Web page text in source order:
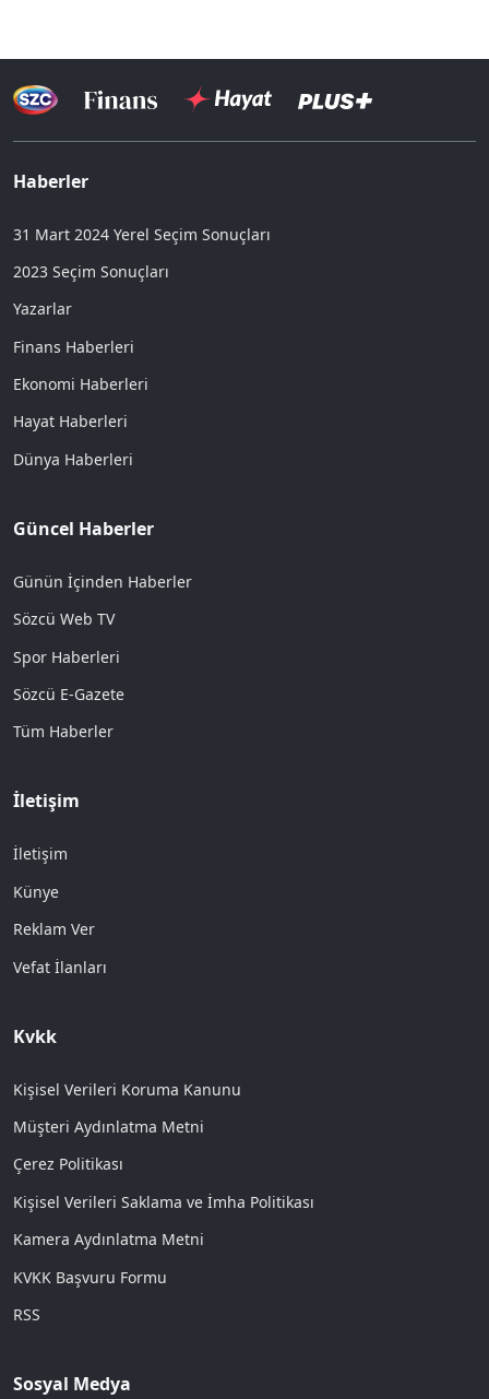
Haberler
31 Mart 2024 Yerel Seçim Sonuçları
2023 Seçim Sonuçları
Yazarlar
Finans Haberleri
Ekonomi Haberleri
Hayat Haberleri
Dünya Haberleri
Güncel Haberler
Günün İçinden Haberler
Sözcü Web TV
Spor Haberleri
Sözcü E-Gazete
Tüm Haberler
İletişim
İletişim
Künye
Reklam Ver
Vefat İlanları
Kvkk
Kişisel Verileri Koruma Kanunu
Müşteri Aydınlatma Metni
Çerez Politikası
Kişisel Verileri Saklama ve İmha Politikası
Kamera Aydınlatma Metni
KVKK Başvuru Formu
RSS
Sosyal Medya